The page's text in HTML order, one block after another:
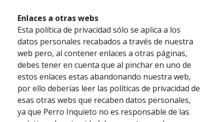
Enlaces a otras webs
Esta política de privacidad sólo se aplica a los
datos personales recabados a través de nuestra
web pero, al contener enlaces a otras páginas,
debes tener en cuenta que al pinchar en uno de
estos enlaces estas abandonando nuestra web,
por ello deberías leer las políticas de privacidad de
esas otras webs que recaben datos personales,
ya que Perro Inquieto no es responsable de las